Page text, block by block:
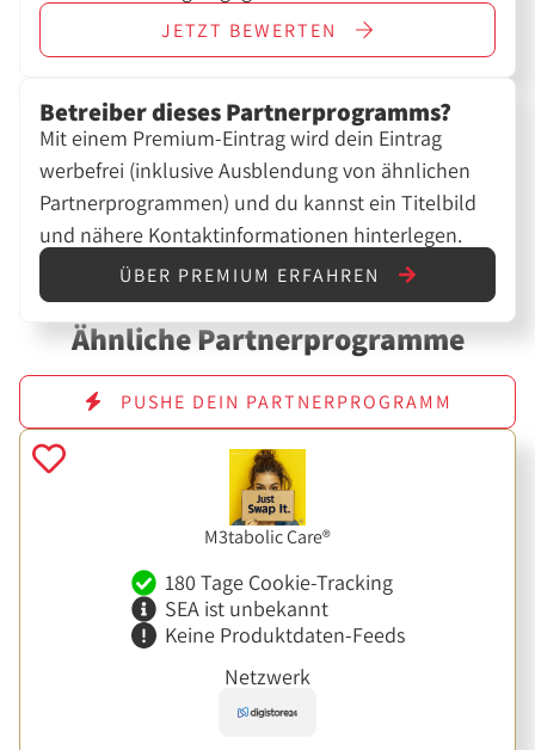
JETZT BEWERTEN
Betreiber dieses Partnerprogramms?
Mit einem Premium-Eintrag wird dein Eintrag
werbefrei (inklusive Ausblendung von ähnlichen
Partnerprogrammen) und du kannst ein Titelbild
und nähere Kontaktinformationen hinterlegen.
ÜBER PREMIUM ERFAHREN
Ähnliche Partnerprogramme
PUSHE DEIN PARTNERPROGRAMM
M3tabolic Care®
180 Tage Cookie-Tracking
SEA ist unbekannt
Keine Produktdaten-Feeds
Netzwerk